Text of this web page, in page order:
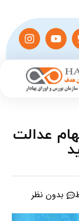
عدالت
بدون نظر